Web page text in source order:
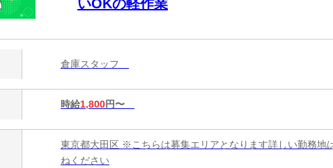
いOKの軽作業
倉庫スタッフ
時給1,800円〜
東京都大田区 ※こちらは募集エリアとなります詳しい勤務地
ねください